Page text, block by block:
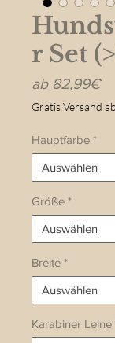
r Set
ab 82,99€
Gratis Versand
Hauptfarbe *
Größe *
Breite *
Karabiner Leine